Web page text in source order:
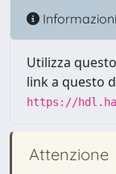
Informazioni
Utilizza
link a questo
https://
Attenzione